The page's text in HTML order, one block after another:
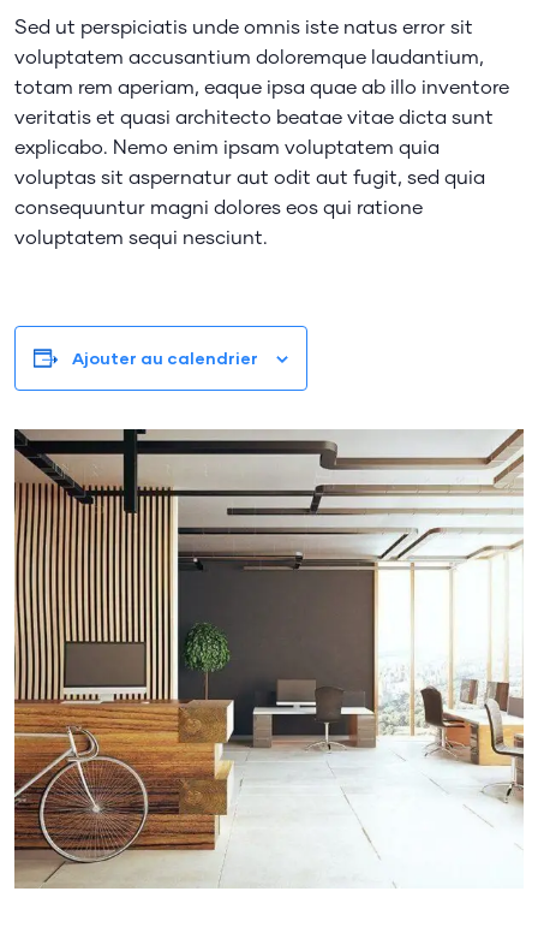
Sed ut perspiciatis unde omnis iste natus error sit
voluptatem accusantium doloremque laudantium,
totam rem aperiam, eaque ipsa quae ab illo inventore
veritatis et quasi architecto beatae vitae dicta sunt
explicabo. Nemo enim ipsam voluptatem quia
voluptas sit aspernatur aut odit aut fugit, sed quia
consequuntur magni dolores eos qui ratione
voluptatem sequi nesciunt.
Ajouter au calendrier